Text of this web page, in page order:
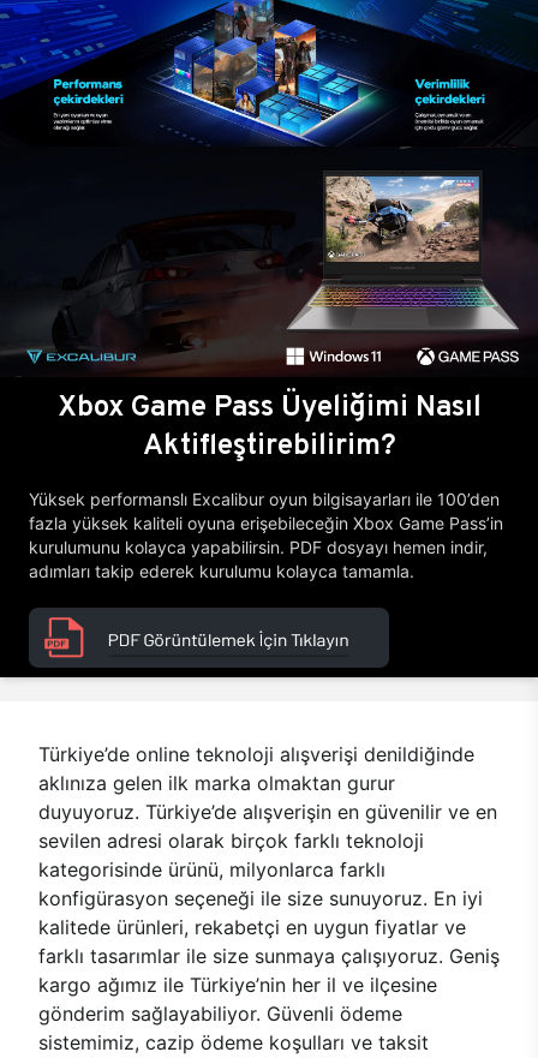
Xbox Game Pass Üyeliğimi Nasıl
Aktifleştirebilirim?
Yüksek performanslı Excalibur oyun bilgisayarları ile 100’den
fazla yüksek kaliteli oyuna erişebileceğin Xbox Game Pass’in
kurulumunu kolayca yapabilirsin. PDF dosyayı hemen indir,
adımları takip ederek kurulumu kolayca tamamla.
Türkiye’de online teknoloji alışverişi denildiğinde
aklınıza gelen ilk marka olmaktan gurur
duyuyoruz. Türkiye’de alışverişin en güvenilir ve en
sevilen adresi olarak birçok farklı teknoloji
kategorisinde ürünü, milyonlarca farklı
konfigürasyon seçeneği ile size sunuyoruz. En iyi
kalitede ürünleri, rekabetçi en uygun fiyatlar ve
farklı tasarımlar ile size sunmaya çalışıyoruz. Geniş
kargo ağımız ile Türkiye’nin her il ve ilçesine
gönderim sağlayabiliyor. Güvenli ödeme
sistemimiz, cazip ödeme koşulları ve taksit